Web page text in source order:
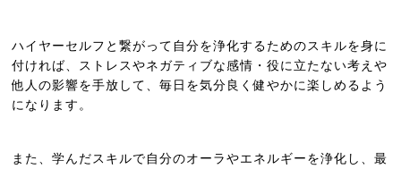
ハイヤーセルフと繋がって自分を浄化するためのスキルを身に
付ければ、 ストレスやネガティブな感情・役に立たない考えや
他人の影響を手放して、毎日を気分良く健やかに楽しめるよう
になります。
また、学んだスキルで自分のオーラやエネルギーを浄化し、最